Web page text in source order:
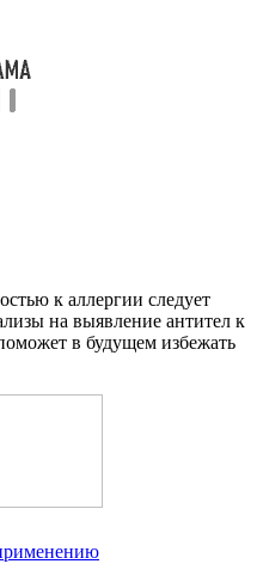
к аллергии следует
на выявление антител к
в будущем избежать